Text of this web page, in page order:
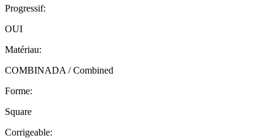
Progressif:
OUI
Matériau:
COMBINADA / Combined
Forme:
Square
Corrigeable: